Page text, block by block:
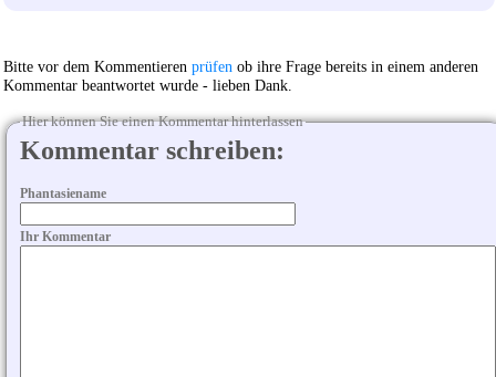
Bitte vor dem Kommentieren prüfen ob ihre Frage bereits in einem anderen
Kommentar beantwortet wurde - lieben Dank.
Hier können Sie einen Kommentar hinterlassen
Kommentar schreiben:
Phantasiename
Ihr Kommentar